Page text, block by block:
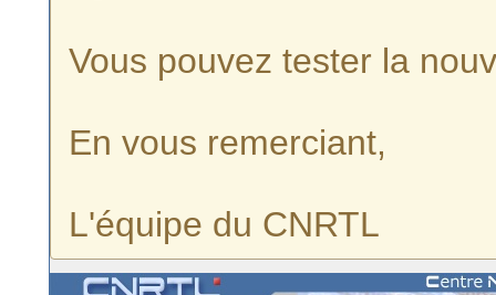
Vous pouvez tester la
En vous remerciant,
L'équipe du CNRTL